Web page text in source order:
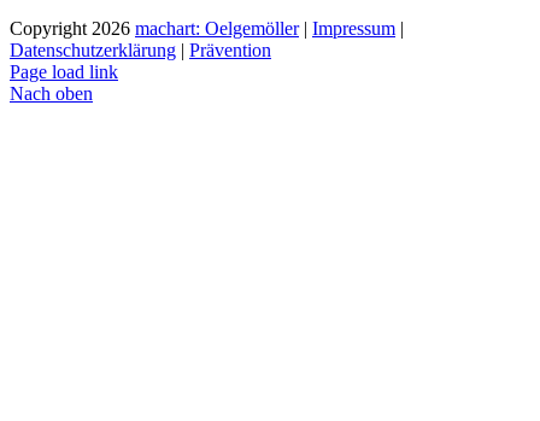
Copyright 2026 machart: Oelgemöller| Impressum |
Datenschutzerklärung | Prävention
Page load link
Nach oben